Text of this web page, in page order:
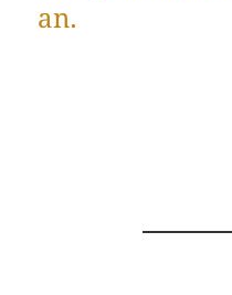
an.